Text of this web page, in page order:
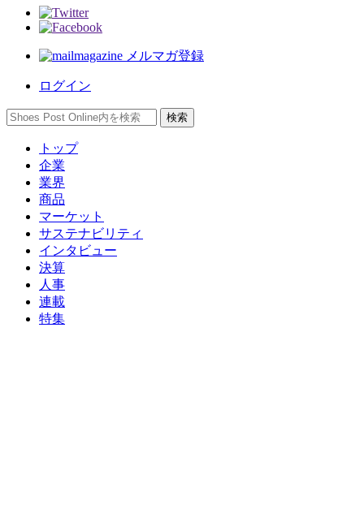
メルマガ登録
ログイン
トップ
企業
業界
商品
マーケット
サステナビリティ
インタビュー
決算
人事
連載
特集